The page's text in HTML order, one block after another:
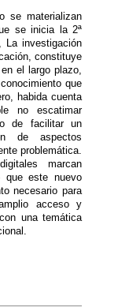
se materializan
se inicia la 2ª
investigación
constituye
el largo plazo,
que
habida cuenta
no escatimar
de facilitar un
de aspectos
problemática.
marcan
que este nuevo
necesario para
acceso y
una temática